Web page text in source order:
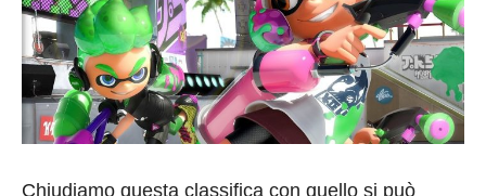
Chiudiamo questa classifica con quello si può